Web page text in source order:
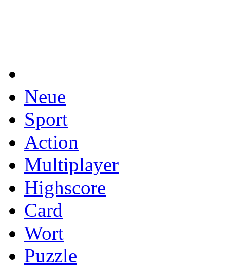
Neue
Sport
Action
Multiplayer
Highscore
Card
Wort
Puzzle